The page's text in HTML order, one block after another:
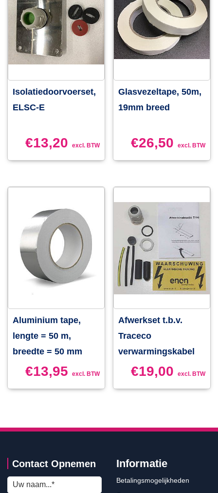
Isolatiedoorvoerset,
ELSC-E
€13,20 excl. BTW
Glasvezeltape, 50m,
19mm breed
€26,50 excl. BTW
Aluminium tape,
lengte = 50 m,
breedte = 50 mm
€13,95 excl. BTW
Afwerkset t.b.v.
Traceco
verwarmingskabel
€19,00 excl. BTW
Contact Opnemen Informatie
Betalingsmogelijkheden